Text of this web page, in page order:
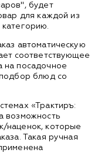
будет
для каждой из
автоматическую
соответствующее
на посадочное
блюд со
«Трактиръ:
возможность
наценок, которые
Такая ручная